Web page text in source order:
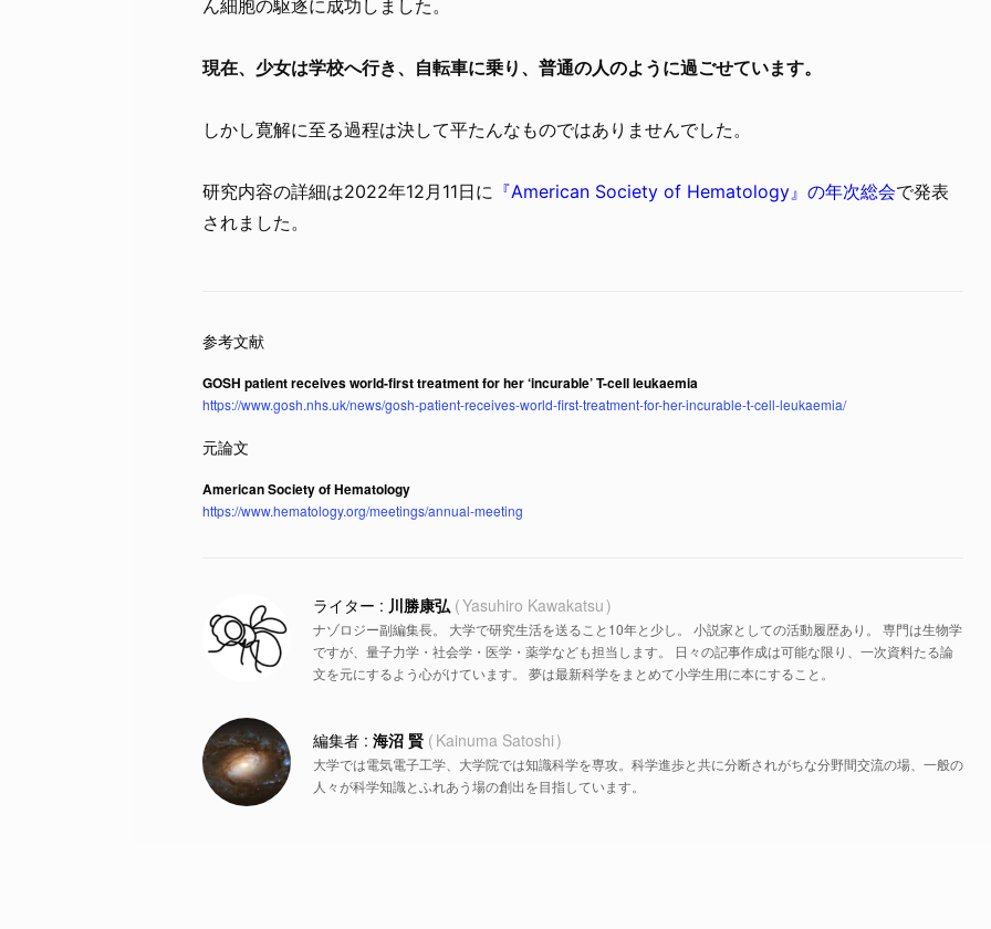
ん細胞の駆逐に成功しました。
現在、少女は学校へ行き、自転車に乗り、普通の人のように過ごせています。
しかし寛解に至る過程は決して平たんなものではありませんでした。
研究内容の詳細は2022年12月11日に 『American Society of Hematology』の年次総会で発表
されました。
GOSH patient receives world-first treatment for her ‘incurable’ T-cell leukaemia
https://www.gosh.nhs.uk/news/gosh-patient-receives-world-first-treatment-for-her-incurable-t-cell-leukaemia/
American Society of Hematology
https://www.hematology.org/meetings/annual-meeting
川勝康弘 Yasuhiro Kawakatsu
ナゾロジー副編集長。 大学で研究生活を送ること10年と少し。 小説家としての活動履歴あり。 専門は生物学
ですが、量子力学・社会学・医学・薬学なども担当します。 日々の記事作成は可能な限り、一次資料たる論
文を元にするよう心がけています。 夢は最新科学をまとめて小学生用に本にすること。
海沼 賢 Kainuma Satoshi
大学では電気電子工学、大学院では知識科学を専攻。科学進歩と共に分断されがちな分野間交流の場、一般の
人々が科学知識とふれあう場の創出を目指しています。